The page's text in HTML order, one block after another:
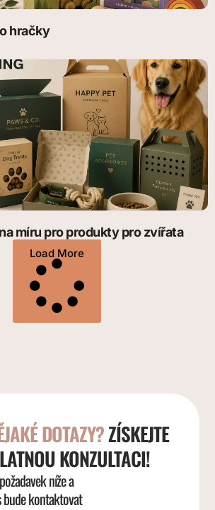
hračky
míru pro produkty pro zvířata
Load More
DOTAZY?ZÍSKEJTE
KONZULTACI!
níže a
bude kontaktovat